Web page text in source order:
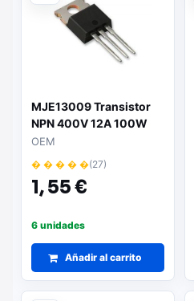
MJE13009 Transistor
NPN 400V 12A 100W
TO220
OEM
� � � � �(27)
1,55 €
6 unidades
Añadir al carrito